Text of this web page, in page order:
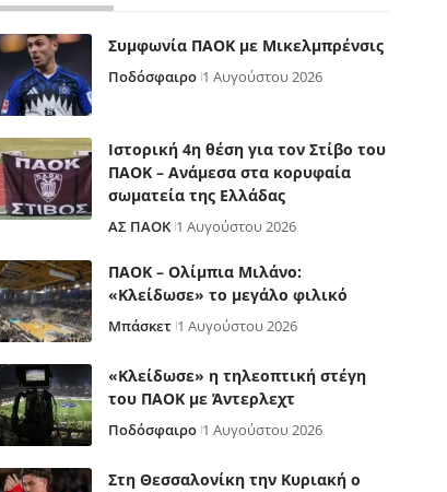
Συμφωνία ΠΑΟΚ με Μικελμπρένσις
Ποδόσφαιρο 1 Αυγούστου 2026
Ιστορική 4η θέση για τον Στίβο του
ΠΑΟΚ – Ανάμεσα στα κορυφαία
σωματεία της Ελλάδας
ΑΣ ΠΑΟΚ 1 Αυγούστου 2026
ΠΑΟΚ – Ολίμπια Μιλάνο:
«Κλείδωσε» το μεγάλο φιλικό
Μπάσκετ 1 Αυγούστου 2026
«Κλείδωσε» η τηλεοπτική στέγη
του ΠΑΟΚ με Άντερλεχτ
Ποδόσφαιρο 1 Αυγούστου 2026
Στη Θεσσαλονίκη την Κυριακή ο